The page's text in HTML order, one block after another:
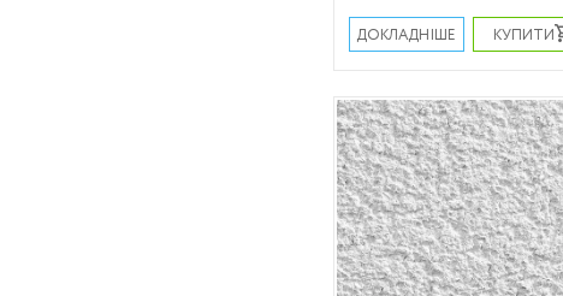
ДОКЛАДНІШЕ КУПИТИ